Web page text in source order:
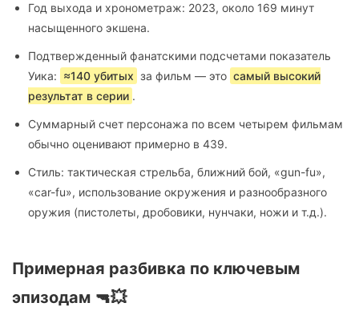
Год выхода и хронометраж: 2023, около 169 минут
насыщенного экшена.
Подтвержденный фанатскими подсчетами показатель
Уика: ≈140 убитых за фильм — это самый высокий
результат в серии .
Суммарный счет персонажа по всем четырем фильмам
обычно оценивают примерно в 439.
Стиль: тактическая стрельба, ближний бой, «gun-fu»,
«car-fu», использование окружения и разнообразного
оружия (пистолеты, дробовики, нунчаки, ножи и т.д.).
Примерная разбивка по ключевым
эпизодам 🔫💥